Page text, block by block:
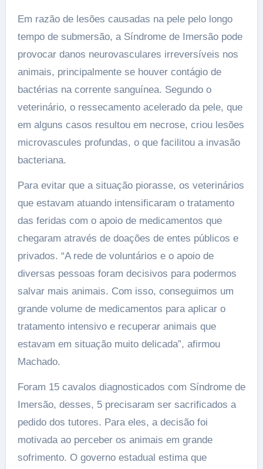
Em razão de lesões causadas na pele pelo longo
tempo de submersão, a Síndrome de Imersão pode
provocar danos neurovasculares irreversíveis nos
animais, principalmente se houver contágio de
bactérias na corrente sanguínea. Segundo o
veterinário, o ressecamento acelerado da pele, que
em alguns casos resultou em necrose, criou lesões
microvascules profundas, o que facilitou a invasão
bacteriana.
Para evitar que a situação piorasse, os veterinários
que estavam atuando intensificaram o tratamento
das feridas com o apoio de medicamentos que
chegaram através de doações de entes públicos e
privados. “A rede de voluntários e o apoio de
diversas pessoas foram decisivos para podermos
salvar mais animais. Com isso, conseguimos um
grande volume de medicamentos para aplicar o
tratamento intensivo e recuperar animais que
estavam em situação muito delicada”, afirmou
Machado.
Foram 15 cavalos diagnosticados com Síndrome de
Imersão, desses, 5 precisaram ser sacrificados a
pedido dos tutores. Para eles, a decisão foi
motivada ao perceber os animais em grande
sofrimento. O governo estadual estima que